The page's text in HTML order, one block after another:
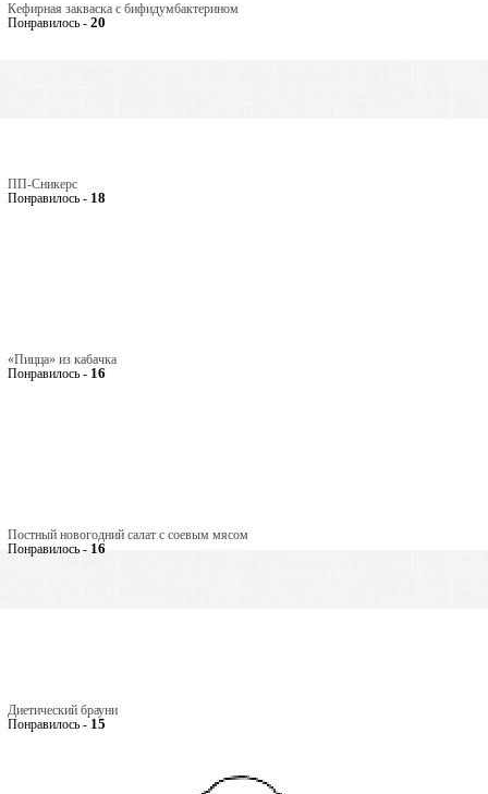
Кефирная закваска с бифидумбактерином
Понравилось - 20
ПП-Сникерс
Понравилось - 18
«Пицца» из кабачка
Понравилось - 16
Постный новогодний салат с соевым мясом
Понравилось - 16
Диетический брауни
Понравилось - 15